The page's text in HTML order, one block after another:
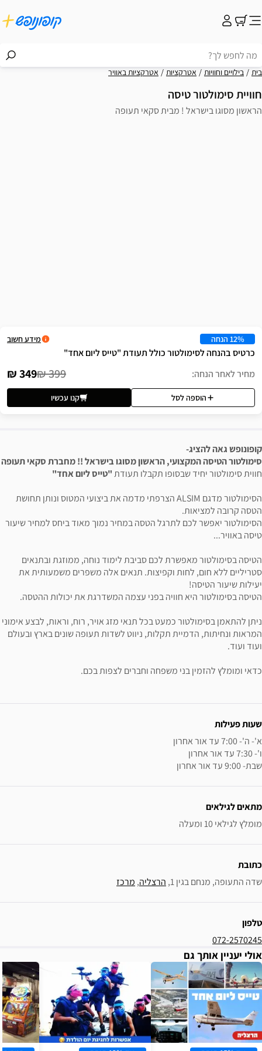
אטרקציות באוויר
! מבית סקאי תעופה
כולל תעודת "טייס ליום אחד"
הראשון מסוגו בישראל !! מחברת סקאי תעופה
תקבלו תעודת"טייס ליום אחד"
הסימולטור מדגם ALSIM הצרפתי מדמה את ביצועי המטוס ונותן תחושת
לתרגל הטסה במחיר נמוך מאוד ביחס למחיר שיעור
לכם סביבת לימוד נוחה, ממוזגת ובתנאים
וקפיצות. תנאים אלה משפרים משמעותית את
חוויה בפני עצמה המשדרגת את יכולות ההטסה.
כמעט בכל תנאי מזג אויר, רוח, וראות, לבצע אימוני
תקלות, ניווט לשדות תעופה שונים בארץ ובעולם
משפחה וחברים לצפות בכם.
1, הרצליה, מרכז